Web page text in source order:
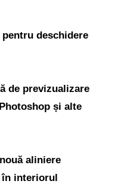
pentru deschidere
de previzualizare
și alte
aliniere
interiorul